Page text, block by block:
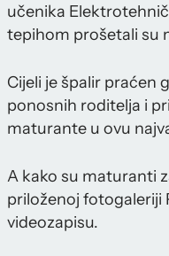
učenika
tepihom prošetali su
Cijeli je špalir praćen
ponosnih roditelja i
maturante u ovu
A kako su maturanti
priloženoj fotogaleriji
videozapisu.